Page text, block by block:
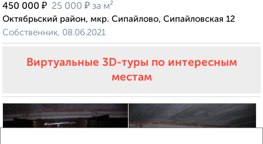
450 000 ₽ 25 000 ₽ за м²
Октябрьский район, мкр. Сипайлово, Сипайловская 12
Собственник, 08.06.2021
Виртуальные 3D-туры по интересным
местам